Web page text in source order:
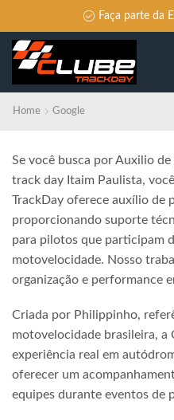
Faça parte da
Home Google
Se você busca por Auxilio
track day Itaim Paulista,
TrackDay oferece auxílio de
proporcionando suporte
para pilotos que participam
motovelocidade. Nosso
organização e performance
Criada por Philippinho,
motovelocidade brasileira, a
experiência real em
oferecer um
equipes durante eventos de